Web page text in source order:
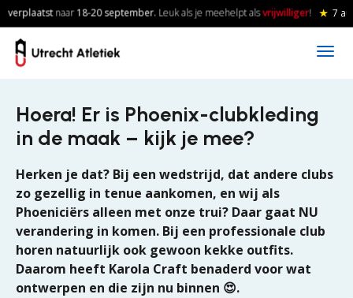
Skip to main content
verplaatstnaar18-20september.Leuk als je meehelpt alsvrijwilliger! ★ 7
Hoera! Er is Phoenix-clubkleding
in de maak – kijk je mee?
Herken je dat? Bij een wedstrijd, dat andere clubs
zo gezellig in tenue aankomen, en wij als
Phoeniciërs alleen met onze trui? Daar gaat NU
verandering in komen. Bij een professionale club
horen natuurlijk ook gewoon kekke outfits.
Daarom heeft Karola Craft benaderd voor wat
ontwerpen en die zijn nu binnen 😍.